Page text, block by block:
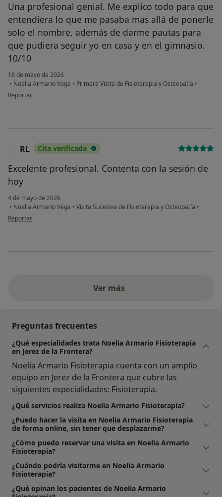
Una profesional genial. Me explico todo para que
entendiera lo que me pasaba mas allá de ponerle
solo el nombre, además de darme pautas para
que pudiera seguir yo en casa y en el gimnasio.
10/10
18 de mayo de 2026
• Noelia Armario Vega • Primera Visita de Fisioterapia y Osteopatía •
en opinión del usuario ACR
Reportar
RL Cita verificada
Excelente profesional. Contenta con la sesión de
hoy
4 de mayo de 2026
• Noelia Armario Vega • Visita Sucesiva de Fisioterapia y Osteopatía •
en opinión del usuario RL
Reportar
Ver más
Preguntas frecuentes
¿Qué especialidades trata Noelia Armario Fisioterapia
en Jerez de la Frontera?
Noelia Armario Fisioterapia cuenta con un amplio
equipo en Jerez de la Frontera que cubre las
siguientes especialidades: Fisioterapia.
¿Qué servicios realiza Noelia Armario Fisioterapia?
¿Puedo hacer la visita en Noelia Armario Fisioterapia
de forma online, sin tener que desplazarme?
¿Cómo puedo reservar una visita en Noelia Armario
Fisioterapia?
¿Cuándo podría visitarme en Noelia Armario
Fisioterapia?
¿Qué opinan los pacientes de Noelia Armario